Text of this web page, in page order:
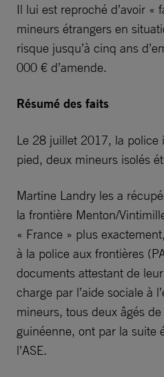
Il lui est reproché d’avoir «
mineurs étrangers en
risque jusqu’à cinq ans
000 € d’amende.
Résumé des faits
Le 28 juillet 2017, la police
pied, deux mineurs isolés
Martine Landry les a
la frontière Menton/
« France » plus
à la police aux frontières
documents attestant de
charge par l’aide sociale à
mineurs, tous deux âgés
guinéenne, ont par la suite
l’ASE.